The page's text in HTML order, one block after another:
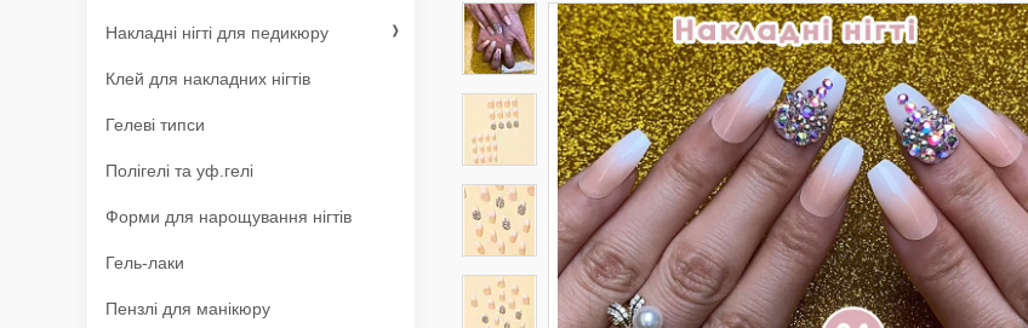
Накладні нігті для педикюру
Клей для накладних нігтів
Гелеві типси
Полігелі та уф.гелі
Форми для нарощування нігтів
Гель-лаки
Пензлі для манікюру